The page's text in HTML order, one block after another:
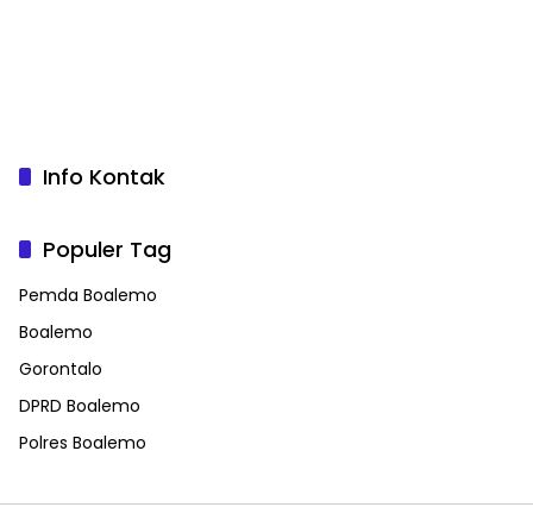
Info Kontak
Populer Tag
Pemda Boalemo
Boalemo
Gorontalo
DPRD Boalemo
Polres Boalemo